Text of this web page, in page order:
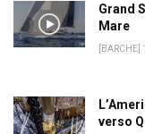
Grand
Mare
[BARCHE]
verso